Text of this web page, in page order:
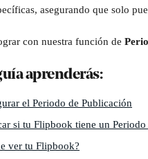
asegurando que solo
con nuestra función de
aprenderás:
el Periodo de Publicación
si tu Flipbook tiene un Periodo
ver tu Flipbook?